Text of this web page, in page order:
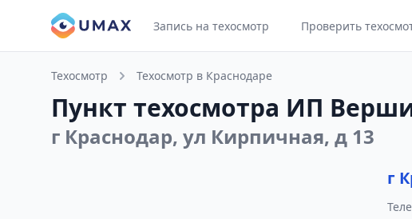
Запись на техосмотр Проверить
Техосмотр Техосмотр в Краснодаре
Пункт техосмотра ИП
г Краснодар, ул Кирпичная, д 13
г